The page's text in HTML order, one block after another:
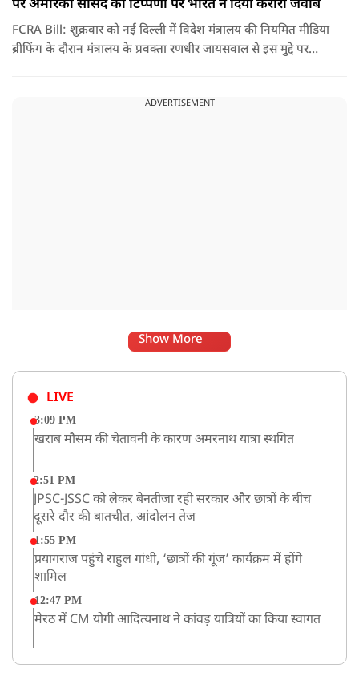
पर अमेरिकी सांसद की टिप्पणी पर भारत ने दिया करारा जवाब
FCRA Bill: शुक्रवार को नई दिल्ली में विदेश मंत्रालय की नियमित मीडिया
ब्रीफिंग के दौरान मंत्रालय के प्रवक्ता रणधीर जायसवाल से इस मुद्दे पर
ADVERTISEMENT
Show More
LIVE
3:09 PM
खराब मौसम की चेतावनी के कारण अमरनाथ यात्रा स्थगित
2:51 PM
JPSC-JSSC को लेकर बेनतीजा रही सरकार और छात्रों के बीच
दूसरे दौर की बातचीत, आंदोलन तेज
1:55 PM
प्रयागराज पहुंचे राहुल गांधी, ‘छात्रों की गूंज’ कार्यक्रम में होंगे
शामिल
12:47 PM
मेरठ में CM योगी आदित्यनाथ ने कांवड़ यात्रियों का किया स्वागत